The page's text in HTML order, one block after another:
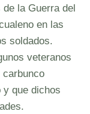
la Guerra del
en las
soldados.
veteranos
carbunco
y que dichos